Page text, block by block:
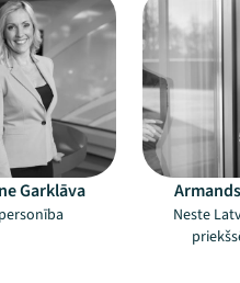
Garklāva
Neste